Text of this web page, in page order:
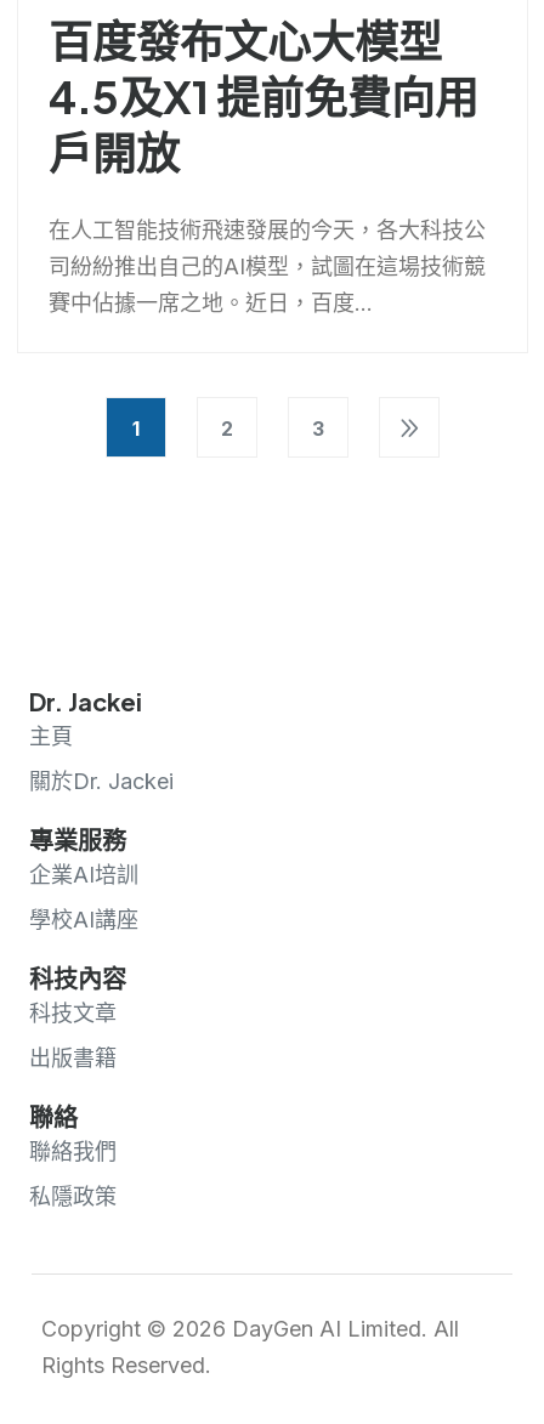
百度發布文心大模型
4.5及X1 提前免費向用
戶開放
在人工智能技術飛速發展的今天，各大科技公
司紛紛推出自己的AI模型，試圖在這場技術競
賽中佔據一席之地。近日，百度...
1 2 3
Dr. Jackei
主頁
關於Dr. Jackei
專業服務
企業AI培訓
學校AI講座
科技內容
科技文章
出版書籍
聯絡
聯絡我們
私隱政策
Copyright © 2026 DayGen AI Limited. All
Rights Reserved.